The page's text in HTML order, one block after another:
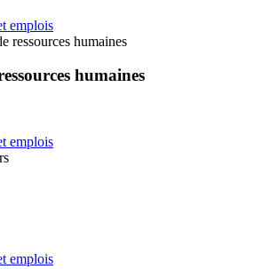
emplois
ressources humaines
humaines
emplois
emplois